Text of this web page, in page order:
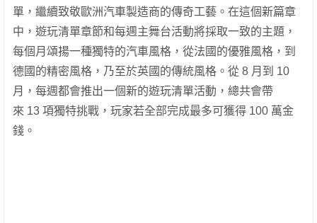
單，繼續致敬歐洲汽車製造商的傳奇工藝。在這個新篇章
中，遊玩清單章節和每週主舞台活動將採取一致的主題，
每個月頌揚一種獨特的汽車風格，從法國的優雅風格，到
德國的精密風格，乃至於英國的傳統風格。從 8 月到 10
月，每週都會推出一個新的遊玩清單活動，總共會帶
來 13 項獨特挑戰，玩家若全部完成最多可獲得 100 萬金
錢。